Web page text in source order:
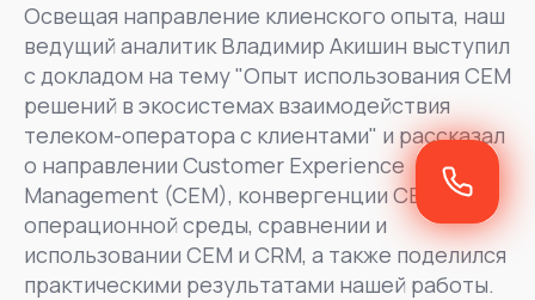
Освещая направление клиенского опыта, наш
ведущий аналитик Владимир Акишин выступил
с докладом на тему "Опыт использования CEM
решений в экосистемах взаимодействия
телеком-оператора с клиентами" и рассказал
о направлении Customer Experience
Management (CEM), конвергенции CEM и
операционной среды, сравнении и
использовании CEM и CRM, а также поделился
практическими результатами нашей работы.